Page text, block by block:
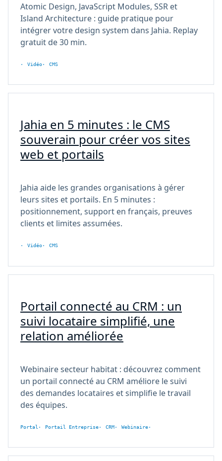
Atomic Design, JavaScript Modules, SSR et
Island Architecture : guide pratique pour
intégrer votre design system dans Jahia. Replay
gratuit de 30 min.
Vidéo CMS
Jahia en 5 minutes : le CMS
souverain pour créer vos sites
web et portails
Jahia aide les grandes organisations à gérer
leurs sites et portails. En 5 minutes :
positionnement, support en français, preuves
clients et limites assumées.
Vidéo CMS
Portail connecté au CRM : un
suivi locataire simplifié, une
relation améliorée
Webinaire secteur habitat : découvrez comment
un portail connecté au CRM améliore le suivi
des demandes locataires et simplifie le travail
des équipes.
Portal Portail Entreprise CRM Webinaire